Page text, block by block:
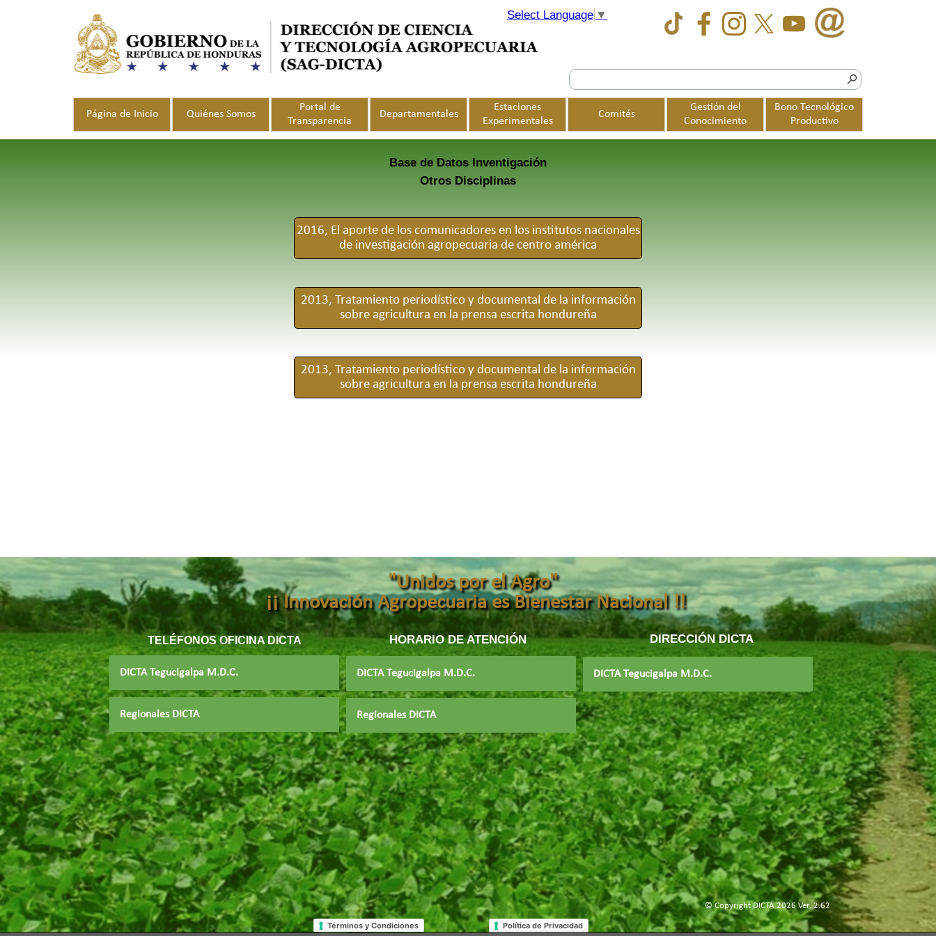
Saltar menú
Página de Inicio Quiénes Somos
Portal de
Transparencia
Departamentales ▼
Estaciones
Experimentales
▼
Comités
Gestión del
Conocimiento
▼
Bono Tecnológico
Productivo
Select Language ▼
Base de Datos Inventigación
Otros Disciplinas
2016, El aporte de los comunicadores en los institutos nacionales
de investigación agropecuaria de centro américa
2013, Tratamiento periodístico y documental de la información
sobre agricultura en la prensa escrita hondureña
2013, Tratamiento periodístico y documental de la información
sobre agricultura en la prensa escrita hondureña
HORARIO DE ATENCIÓN DIRECCIÓN DICTA
© Copyright DICTA 2026 Ver. 2.62
Términos y Condiciones Política de Privacidad
"Unidos por el Agro"
¡¡ Innovación Agropecuaria es Bienestar Nacional !!
DICTA Tegucigalpa M.D.C.
Regionales DICTA
TELÉFONOS OFICINA DICTA
DICTA Tegucigalpa M.D.C.
Regionales DICTA
DICTA Tegucigalpa M.D.C.